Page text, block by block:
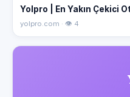
Yolpro | En Yakın Çekici
yolpro.com · 👁 4